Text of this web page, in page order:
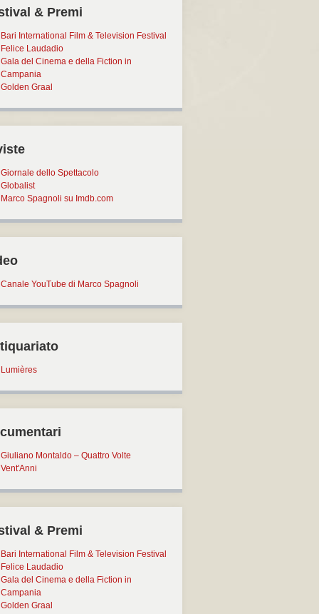
& Premi
Bari International Film & Television Festival
Felice Laudadio
Gala del Cinema e della Fiction in
Campania
Golden Graal
Giornale dello Spettacolo
Globalist
Marco Spagnoli su Imdb.com
Canale YouTube di Marco Spagnoli
Lumières
Giuliano Montaldo – Quattro Volte
Vent'Anni
& Premi
Bari International Film & Television Festival
Felice Laudadio
Gala del Cinema e della Fiction in
Campania
Golden Graal